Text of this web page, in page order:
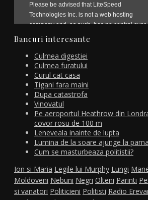
Bancuri interesante
Culmea digestiei
Culmea furatului
Curul cat casa
Tigani fara maini
Dupa catastrofa
Vinovatul
Pe aeroportul Heathrow din
covor rosu de 100 m
Leneveala inainte de lupta
Lumina de la soare ajunge la
Cum se masturbeaza politistii?
Ion si Maria Legile lui Murphy Lungi
Moldoveni Nebuni Negri Olteni Parinti
si vanatori Politicieni Politisti Radio